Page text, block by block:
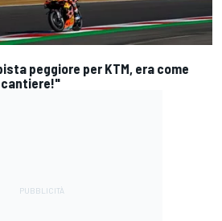
peggiore per KTM, era come
cantiere!"